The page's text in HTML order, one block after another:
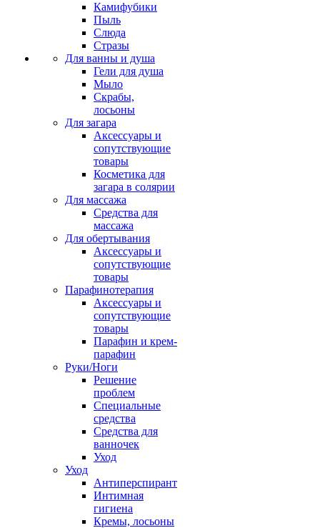
Камифубики
Пыль
Слюда
Стразы
Для ванны и душа
Гели для душа
Мыло
Скрабы,
лосьоны
Для загара
Аксессуары и
сопутствующие
товары
Косметика для
загара в солярии
Для массажа
Средства для
массажа
Для обертывания
Аксессуары и
сопутствующие
товары
Парафинотерапия
Аксессуары и
сопутствующие
товары
Парафин и крем-
парафин
Руки/Ноги
Решение
проблем
Специальные
средства
Средства для
ванночек
Уход
Уход
Антиперспирант
Интимная
гигиена
Кремы, лосьоны